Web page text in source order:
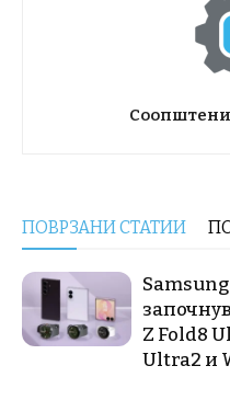
ПОВРЗАНИ СТАТИИ
Z Fold8
Ultra2 и